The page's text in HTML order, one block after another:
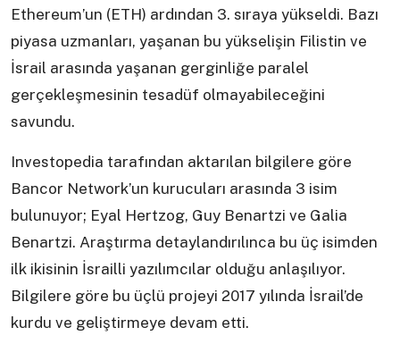
Ethereum’un (ETH) ardından 3. sıraya yükseldi. Bazı
piyasa uzmanları, yaşanan bu yükselişin Filistin ve
İsrail arasında yaşanan gerginliğe paralel
gerçekleşmesinin tesadüf olmayabileceğini
savundu.
Investopedia tarafından aktarılan bilgilere göre
Bancor Network’un kurucuları arasında 3 isim
bulunuyor; Eyal Hertzog, Guy Benartzi ve Galia
Benartzi. Araştırma detaylandırılınca bu üç isimden
ilk ikisinin İsrailli yazılımcılar olduğu anlaşılıyor.
Bilgilere göre bu üçlü projeyi 2017 yılında İsrail’de
kurdu ve geliştirmeye devam etti.